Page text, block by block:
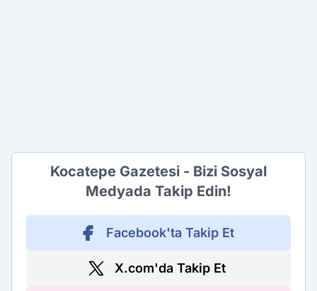
Kocatepe Gazetesi - Bizi Sosyal
Medyada Takip Edin!
Facebook'ta Takip Et
X.com'da Takip Et